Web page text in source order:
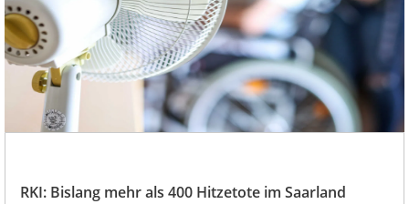
RKI: Bislang mehr als 400 Hitzetote im Saarland